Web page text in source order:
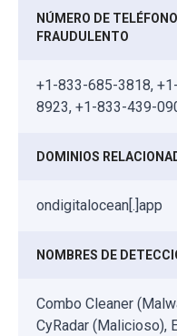
NÚMERO DE
FRAUDULENTO
+1-833-685-3818,
8923, +1-833-439-
DOMINIOS
ondigitalocean[.]app
NOMBRES DE
Combo Cleaner
CyRadar (Malicioso),